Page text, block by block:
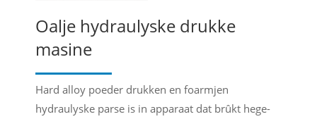
Oalje hydraulyske drukke
masine
Hard alloy poeder drukken en foarmjen
hydraulyske parse is in apparaat dat brûkt hege-